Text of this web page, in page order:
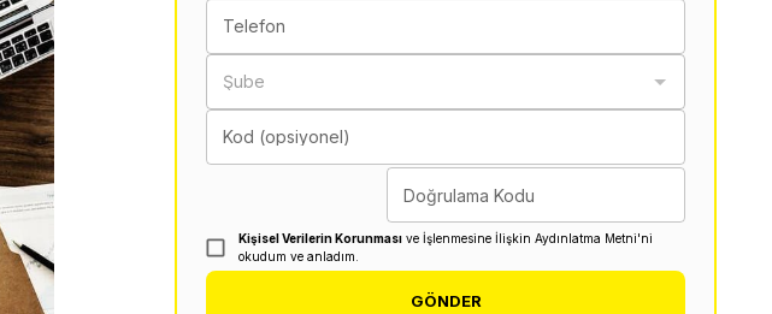
Telefon
Şube
Kod (opsiyonel)
Doğrulama Kodu
Kişisel Verilerin Korunması ve İşlenmesine İlişkin Aydınlatma Metni'ni
okudum ve anladım.
GÖNDER